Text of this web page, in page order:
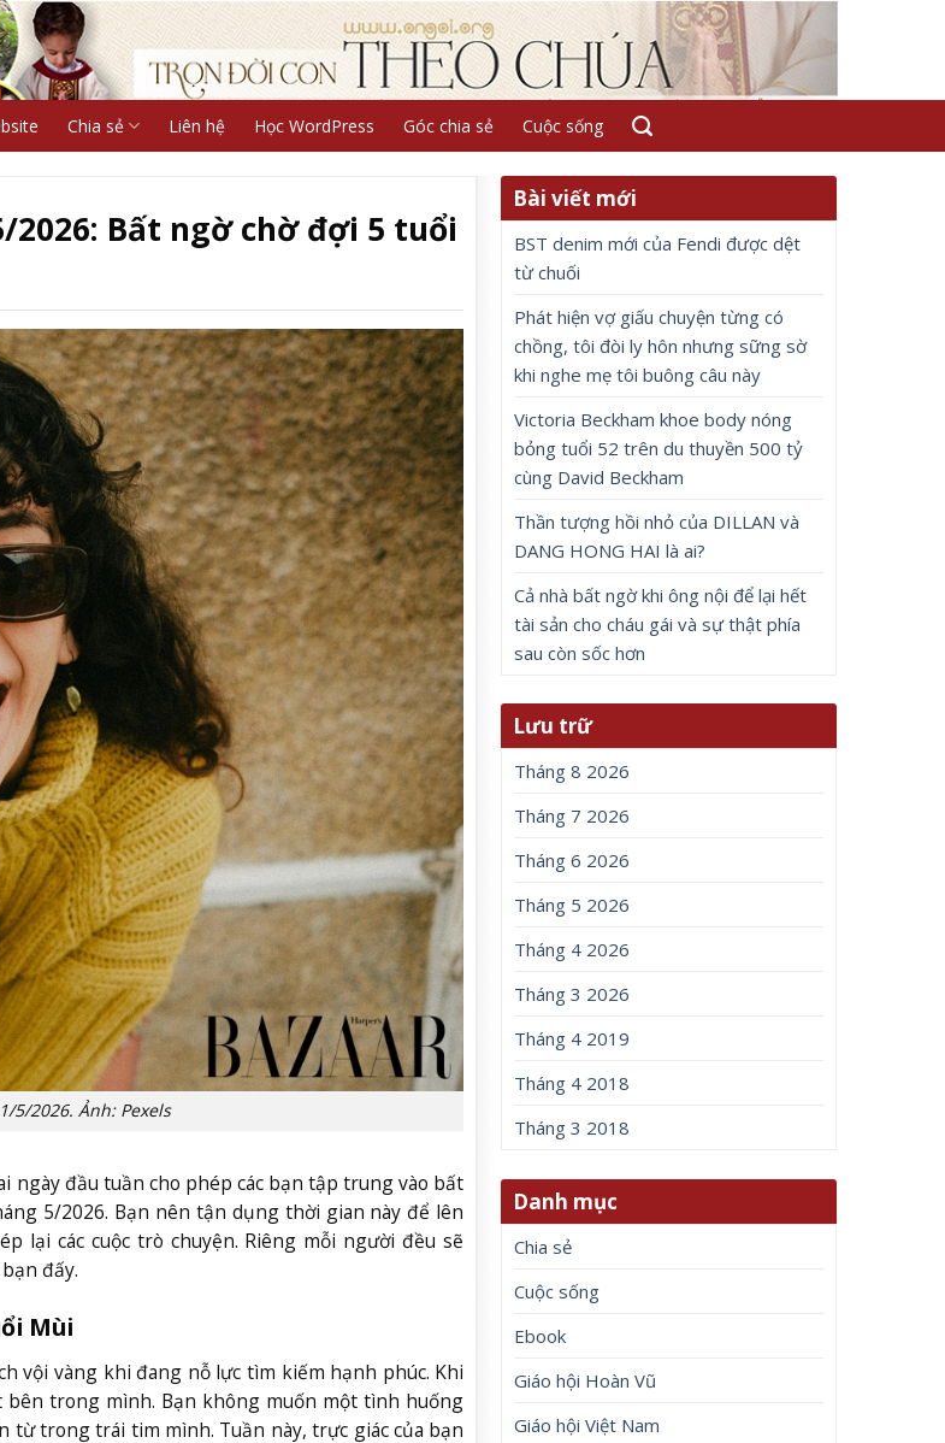
Chia sẻ Liên hệ Học WordPress Góc chia sẻ Cuộc sống
Bất ngờ chờ đợi 5 tuổi
5/2026. Ảnh: Pexels
ngày đầu tuần cho phép các bạn tập trung vào bất
5/2026. Bạn nên tận dụng thời gian này để lên
lại các cuộc trò chuyện. Riêng mỗi người đều sẽ
đấy.
Mùi
vội vàng khi đang nỗ lực tìm kiếm hạnh phúc. Khi
trong mình. Bạn không muốn một tình huống
trong trái tim mình. Tuần này, trực giác của bạn
Bài viết mới
BST denim mới của Fendi được dệt
từ chuối
Phát hiện vợ giấu chuyện từng có
chồng, tôi đòi ly hôn nhưng sững sờ
khi nghe mẹ tôi buông câu này
Victoria Beckham khoe body nóng
bỏng tuổi 52 trên du thuyền 500 tỷ
cùng David Beckham
Thần tượng hồi nhỏ của DILLAN và
DANG HONG HAI là ai?
Cả nhà bất ngờ khi ông nội để lại hết
tài sản cho cháu gái và sự thật phía
sau còn sốc hơn
Lưu trữ
Tháng 8 2026
Tháng 7 2026
Tháng 6 2026
Tháng 5 2026
Tháng 4 2026
Tháng 3 2026
Tháng 4 2019
Tháng 4 2018
Tháng 3 2018
Danh mục
Chia sẻ
Cuộc sống
Ebook
Giáo hội Hoàn Vũ
Giáo hội Việt Nam